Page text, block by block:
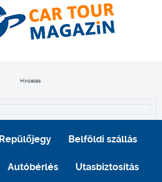
Hirdetés
Repülőjegy Belföldi szállás
Autóbérlés Utasbiztosítás